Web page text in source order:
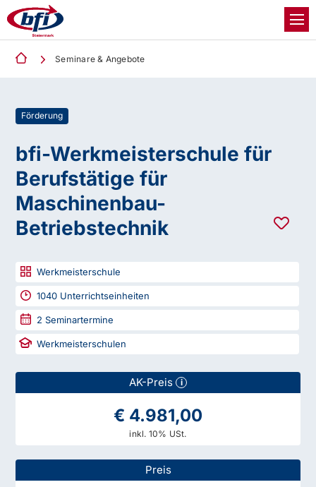
Seminare & Angebote
Förderung
bfi-Werkmeisterschule für
Berufstätige für
Maschinenbau-
Betriebstechnik
Werkmeisterschule
1040 Unterrichtseinheiten
2 Seminartermine
Werkmeisterschulen
AK-Preis i
€ 4.981,00
inkl. 10% USt.
Preis